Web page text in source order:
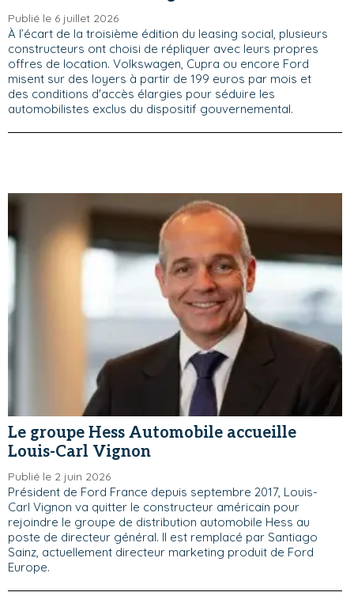
Publié le 6 juillet 2026
À l’écart de la troisième édition du leasing social, plusieurs
constructeurs ont choisi de répliquer avec leurs propres
offres de location. Volkswagen, Cupra ou encore Ford
misent sur des loyers à partir de 199 euros par mois et
des conditions d'accès élargies pour séduire les
automobilistes exclus du dispositif gouvernemental.
Le groupe Hess Automobile accueille
Louis-Carl Vignon
Publié le 2 juin 2026
Président de Ford France depuis septembre 2017, Louis-
Carl Vignon va quitter le constructeur américain pour
rejoindre le groupe de distribution automobile Hess au
poste de directeur général. Il est remplacé par Santiago
Sainz, actuellement directeur marketing produit de Ford
Europe.